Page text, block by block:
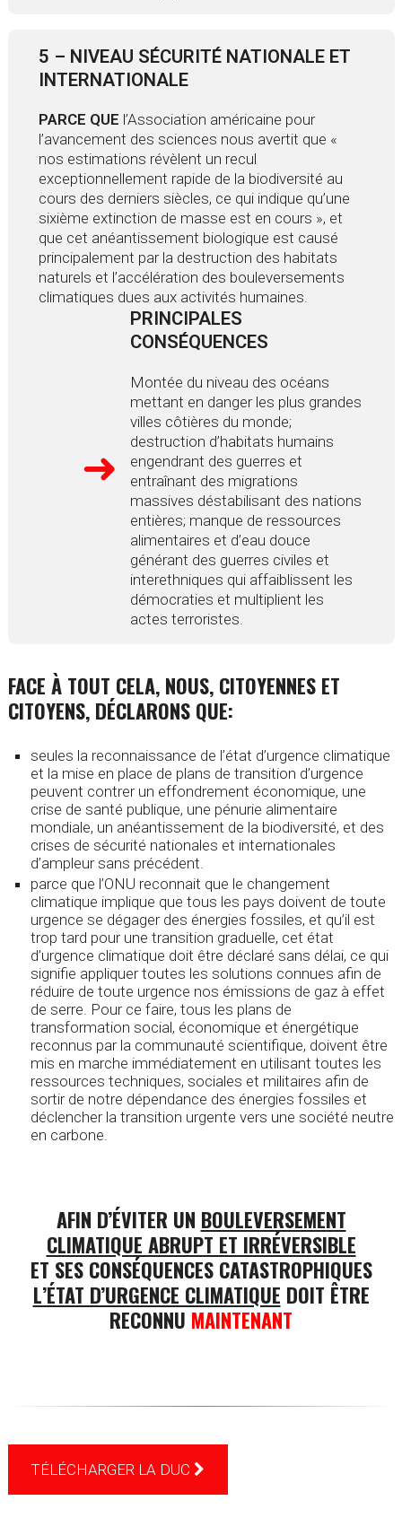
5 – NIVEAU SÉCURITÉ NATIONALE ET
INTERNATIONALE
PARCE QUE l’Association américaine pour
l’avancement des sciences nous avertit que «
nos estimations révèlent un recul
exceptionnellement rapide de la biodiversité au
cours des derniers siècles, ce qui indique qu’une
sixième extinction de masse est en cours », et
que cet anéantissement biologique est causé
principalement par la destruction des habitats
naturels et l’accélération des bouleversements
climatiques dues aux activités humaines.
PRINCIPALES
CONSÉQUENCES
Montée du niveau des océans
mettant en danger les plus grandes
villes côtières du monde;
destruction d’habitats humains
engendrant des guerres et
entraînant des migrations
massives déstabilisant des nations
entières; manque de ressources
alimentaires et d’eau douce
générant des guerres civiles et
interethniques qui affaiblissent les
démocraties et multiplient les
actes terroristes.
FACE À TOUT CELA, NOUS, CITOYENNES ET
CITOYENS, DÉCLARONS QUE:
seules la reconnaissance de l’état d’urgence climatique
et la mise en place de plans de transition d’urgence
peuvent contrer un effondrement économique, une
crise de santé publique, une pénurie alimentaire
mondiale, un anéantissement de la biodiversité, et des
crises de sécurité nationales et internationales
d’ampleur sans précédent.
parce que l’ONU reconnait que le changement
climatique implique que tous les pays doivent de toute
urgence se dégager des énergies fossiles, et qu’il est
trop tard pour une transition graduelle, cet état
d’urgence climatique doit être déclaré sans délai, ce qui
signifie appliquer toutes les solutions connues afin de
réduire de toute urgence nos émissions de gaz à effet
de serre. Pour ce faire, tous les plans de
transformation social, économique et énergétique
reconnus par la communauté scientifique, doivent être
mis en marche immédiatement en utilisant toutes les
ressources techniques, sociales et militaires afin de
sortir de notre dépendance des énergies fossiles et
déclencher la transition urgente vers une société neutre
en carbone.
AFIN D’ÉVITER UN BOULEVERSEMENT
CLIMATIQUE ABRUPT ET IRRÉVERSIBLE
ET SES CONSÉQUENCES CATASTROPHIQUES
L’ÉTAT D’URGENCE CLIMATIQUE DOIT ÊTRE
RECONNU MAINTENANT
TÉLÉCHARGER LA DUC